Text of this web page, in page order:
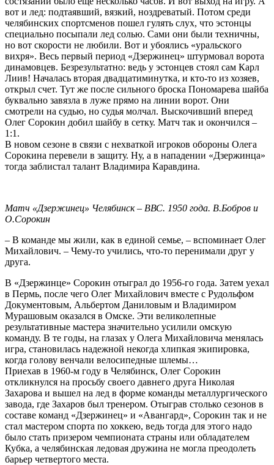
вот и лед: подтаявший, вязкий, ноздреватый. Потом среди
челябинских спортсменов пошел гулять слух, что эстонцы
специально посыпали лед солью. Сами они были техничны,
но вот скорости не любили. Вот и убоялись «уральского
вихря». Весь первый период «Дзержинец» штурмовал ворота
динамовцев. Безрезультатно: ведь у эстонцев стоял сам Карл
Лиив! Началась вторая двадцатиминутка, и кто-то из хозяев,
открыл счет. Тут же после сильного броска Пономарева шайба
буквально завязла в луже прямо на линии ворот. Они
смотрели на судью, но судья молчал. Выскочивший вперед
Олег Сорокин добил шайбу в сетку. Матч так и окончился –
1:1.
В новом сезоне в связи с нехваткой игроков обороны Олега
Сорокина перевели в защиту. Ну, а в нападении «Дзержинца»
тогда заблистал талант Владимира Каравдина.
Матч «Дзержинец» Челябинск – ВВС. 1950 года. В.Бобров и
О.Сорокин
– В команде мы жили, как в единой семье, – вспоминает Олег
Михайлович. – Чему-то учились, что-то перенимали друг у
друга.
В «Дзержинце» Сорокин отыграл до 1956-го года. Затем уехал
в Пермь, после чего Олег Михайлович вместе с Рудольфом
Документовым, Альбертом Даниловым и Владимиром
Мурашовым оказался в Омске. Эти великолепные
результативные мастера значительно усилили омскую
команду. В те годы, на глазах у Олега Михайловича менялась
игра, становилась надежной некогда хлипкая экипировка,
когда голову венчали велосипедные шлемы…
Приехав в 1960-м году в Челябинск, Олег Сорокин
откликнулся на просьбу своего давнего друга Николая
Захарова и вышел на лед в форме команды металлургического
завода, где Захаров был тренером. Отыграв столько сезонов в
составе команд «Дзержинец» и «Авангард», Сорокин так и не
стал мастером спорта по хоккею, ведь тогда для этого надо
было стать призером чемпионата страны или обладателем
Кубка, а челябинская ледовая дружина не могла преодолеть
барьер четвертого места.